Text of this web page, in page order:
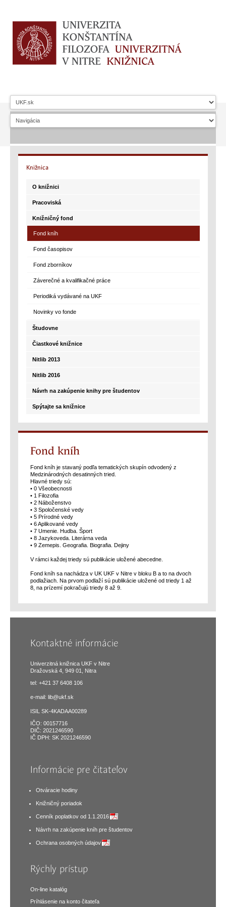
Knižnica
O knižnici
Pracoviská
Knižničný fond
Fond kníh
Fond časopisov
Fond zborníkov
Záverečné a kvalifikačné práce
Periodiká vydávané na UKF
Novinky vo fonde
Študovne
Čiastkové knižnice
Nitlib 2013
Nitlib 2016
Návrh na zakúpenie knihy pre študentov
Spýtajte sa knižnice
Fond kníh
Fond kníh je stavaný podľa tematických skupín odvodený z
Medzinárodných desatinných tried.
Hlavné triedy sú:
• 0 Všeobecnosti
• 1 Filozofia
• 2 Náboženstvo
• 3 Spoločenské vedy
• 5 Prírodné vedy
• 6 Aplikované vedy
• 7 Umenie. Hudba. Šport
• 8 Jazykoveda. Literárna veda
• 9 Zemepis. Geografia. Biografia. Dejiny
V rámci každej triedy sú publikácie uložené abecedne.
Fond kníh sa nachádza v UK UKF v Nitre v bloku B a to na dvoch
podlažiach. Na prvom podlaží sú publikácie uložené od triedy 1 až
8, na prízemí pokračujú triedy 8 až 9.
Kontaktné informácie
Univerzitná knižnica UKF v Nitre
Dražovská 4, 949 01, Nitra
tel: +421 37 6408 106
e-mail: lib@ukf.sk
ISIL SK-4KADAA00289
IČO: 00157716
DIČ: 2021246590
IČ DPH: SK 2021246590
Informácie pre čitateľov
Otváracie hodiny
Knižničný poriadok
Cenník poplatkov od 1.1.2016
Návrh na zakúpenie kníh pre študentov
Ochrana osobných údajov
Rýchly prístup
On-line katalóg
Príhlásenie na konto čitateľa